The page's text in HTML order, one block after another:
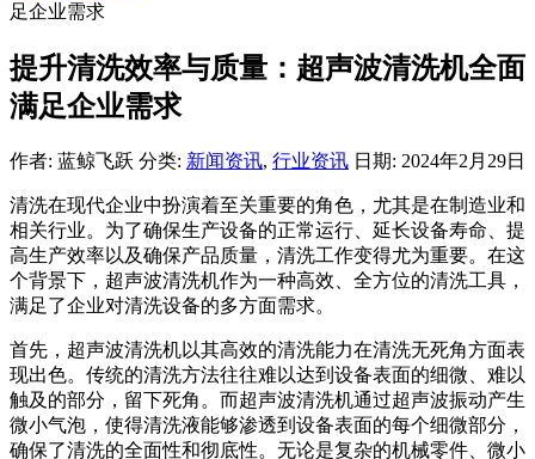
足企业需求
提升清洗效率与质量：超声波清洗机全面
满足企业需求
作者: 蓝鲸飞跃 分类: 新闻资讯, 行业资讯 日期: 2024年2月29日
清洗在现代企业中扮演着至关重要的角色，尤其是在制造业和
相关行业。为了确保生产设备的正常运行、延长设备寿命、提
高生产效率以及确保产品质量，清洗工作变得尤为重要。在这
个背景下，超声波清洗机作为一种高效、全方位的清洗工具，
满足了企业对清洗设备的多方面需求。
首先，超声波清洗机以其高效的清洗能力在清洗无死角方面表
现出色。传统的清洗方法往往难以达到设备表面的细微、难以
触及的部分，留下死角。而超声波清洗机通过超声波振动产生
微小气泡，使得清洗液能够渗透到设备表面的每个细微部分，
确保了清洗的全面性和彻底性。无论是复杂的机械零件、微小